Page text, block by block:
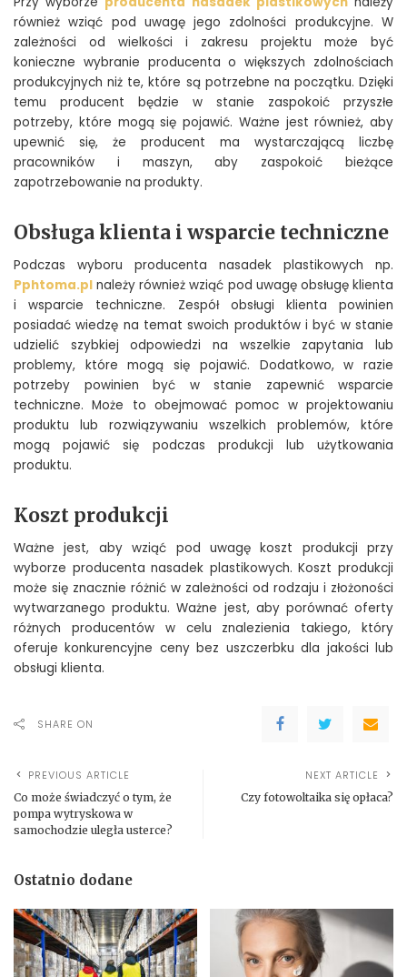
również wziąć pod uwagę jego zdolności produkcyjne. W
zależności od wielkości i zakresu projektu może być
konieczne wybranie producenta o większych zdolnościach
produkcyjnych niż te, które są potrzebne na początku. Dzięki
temu producent będzie w stanie zaspokoić przyszłe
potrzeby, które mogą się pojawić. Ważne jest również, aby
upewnić się, że producent ma wystarczającą liczbę
pracowników i maszyn, aby zaspokoić bieżące
zapotrzebowanie na produkty.
Obsługa klienta i wsparcie techniczne
Podczas wyboru producenta nasadek plastikowych np.
Pphtoma.pl należy również wziąć pod uwagę obsługę klienta
i wsparcie techniczne. Zespół obsługi klienta powinien
posiadać wiedzę na temat swoich produktów i być w stanie
udzielić szybkiej odpowiedzi na wszelkie zapytania lub
problemy, które mogą się pojawić. Dodatkowo, w razie
potrzeby powinien być w stanie zapewnić wsparcie
techniczne. Może to obejmować pomoc w projektowaniu
produktu lub rozwiązywaniu wszelkich problemów, które
mogą pojawić się podczas produkcji lub użytkowania
produktu.
Koszt produkcji
Ważne jest, aby wziąć pod uwagę koszt produkcji przy
wyborze producenta nasadek plastikowych. Koszt produkcji
może się znacznie różnić w zależności od rodzaju i złożoności
wytwarzanego produktu. Ważne jest, aby porównać oferty
różnych producentów w celu znalezienia takiego, który
oferuje konkurencyjne ceny bez uszczerbku dla jakości lub
obsługi klienta.
SHARE ON
PREVIOUS ARTICLE
Co może świadczyć o tym, że
pompa wytryskowa w
samochodzie uległa usterce?
NEXT ARTICLE
Czy fotowoltaika się opłaca?
Ostatnio dodane